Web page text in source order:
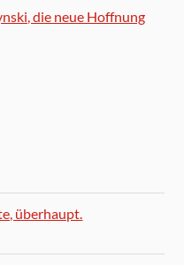
die neue Hoffnung
überhaupt.